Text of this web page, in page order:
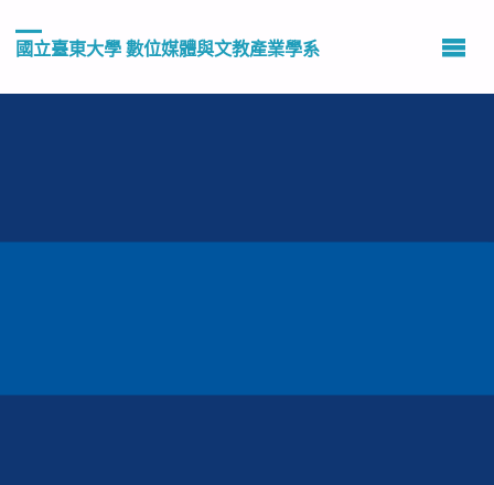
國立臺東大學 數位媒體與文教產業學系